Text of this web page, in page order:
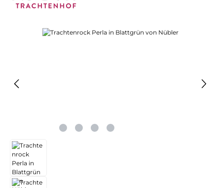
Bildergalerie überspringen